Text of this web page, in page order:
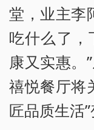
堂，业主李
吃什么了
康又实惠。
禧悦餐厅将
匠品质生活”